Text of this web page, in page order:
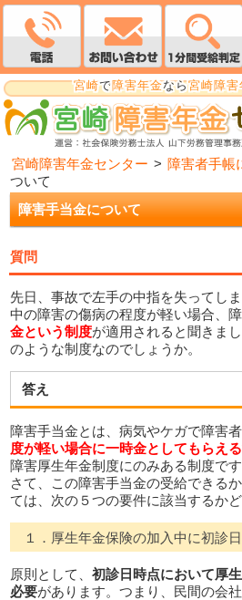
宮崎で障害年金なら宮崎障
宮崎障害年金センター > 障害者手帳
ついて
障害手当金について
質問
先日、事故で左手の中指を失ってし
中の障害の傷病の程度が軽い場合、
金という制度が適用されると聞きま
のような制度なのでしょうか。
答え
障害手当金とは、病気やケガで障害者
度が軽い場合に一時金としてもらえ
障害厚生年金制度にのみある制度です
さて、この障害手当金の受給できる
ては、次の５つの要件に該当するか
１．厚生年金保険の加入中に初診
原則として、初診日時点において厚
必要があります。つまり、民間の会